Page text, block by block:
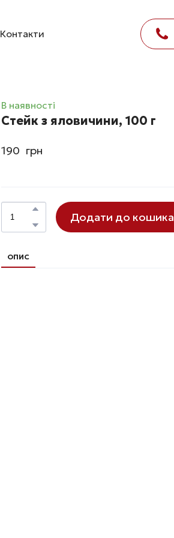
Контакти
В наявності
Cтeйк з ялoвичини, 100 г
190  грн
Додати до кошика
ОПИС